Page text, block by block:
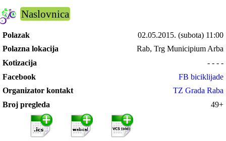
Naslovnica
Polazak 02.05.2015. (subota) 11:00
Polazna lokacija
Rab, Trg Municipium Arba
Kotizacija
- - - -
Facebook
FB biciklijade
Organizator kontakt
TZ Grada Raba
Broj pregleda
49+